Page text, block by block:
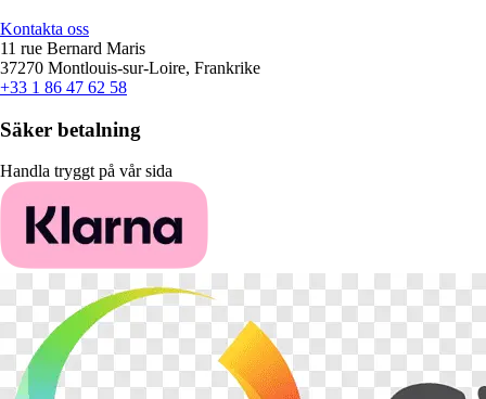
Kontakta oss
11 rue Bernard Maris
37270 Montlouis-sur-Loire, Frankrike
+33 1 86 47 62 58
Säker betalning
Handla tryggt på vår sida